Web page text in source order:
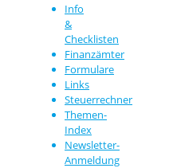
Info
&
Checklisten
Finanzämter
Formulare
Links
Steuerrechner
Themen-
Index
Newsletter-
Anmeldung